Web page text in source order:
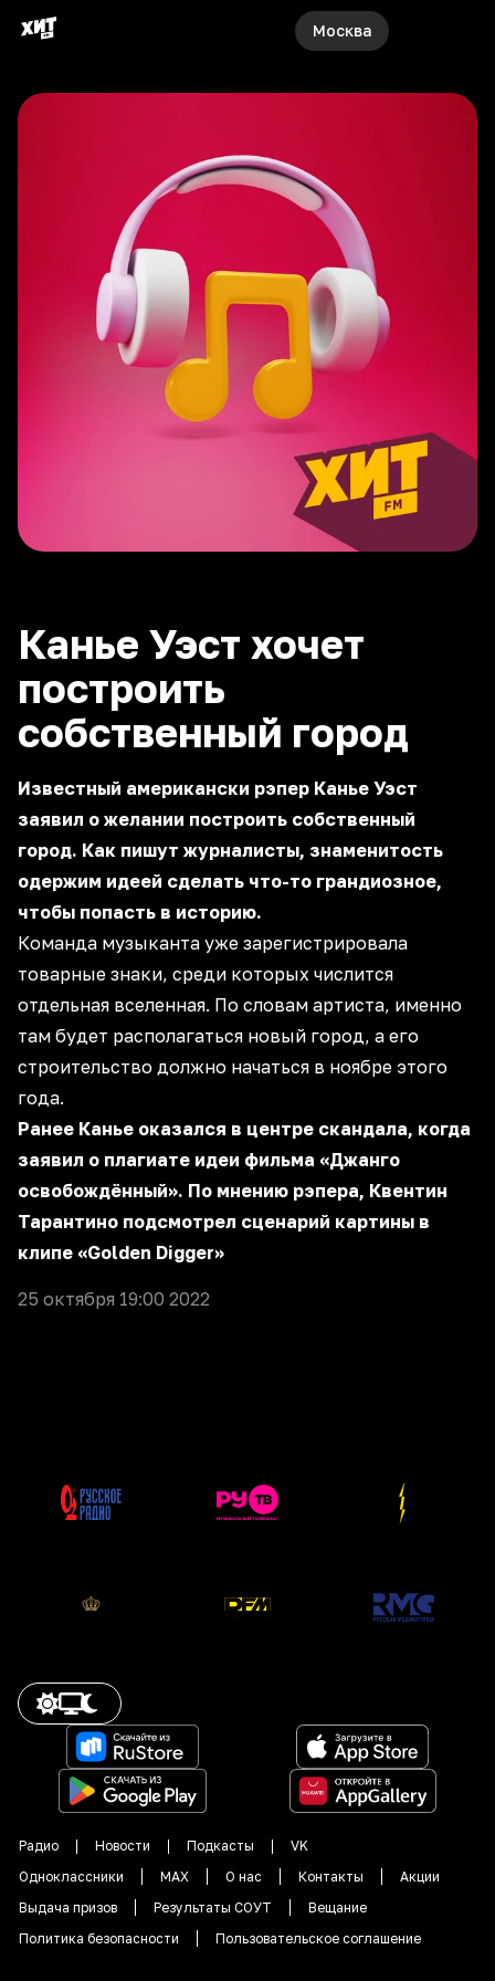
Москва
Канье Уэст хочет
построить
собственный город
Известный американски рэпер Канье Уэст
заявил о желании построить собственный
город. Как пишут журналисты, знаменитость
одержим идеей сделать что-то грандиозное,
чтобы попасть в историю.
Команда музыканта уже зарегистрировала
товарные знаки, среди которых числится
отдельная вселенная. По словам артиста, именно
там будет располагаться новый город, а его
строительство должно начаться в ноябре этого
года.
Ранее Канье оказался в центре скандала, когда
заявил о плагиате идеи фильма «Джанго
освобождённый». По мнению рэпера, Квентин
Тарантино подсмотрел сценарий картины в
клипе «Golden Digger»
25 октября 19:00 2022
Радио Новости Подкасты
VK
Одноклассники
MAX О нас Контакты
Акции
Выдача призов
Результаты СОУТ
Вещание
Политика безопасности
Пользовательское соглашение